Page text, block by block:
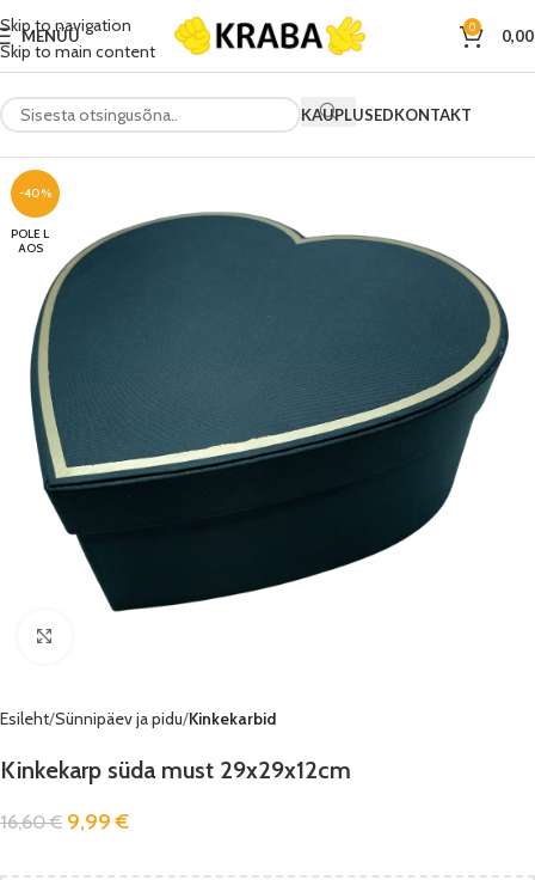
Skip to navigation
Skip to main content
MENÜÜ 0
KAUPLUSEDKONTAKT
-40%
POLE L
AOS
Esileht Sünnipäev ja pidu Kinkekarbid
Kinkekarp süda must 29x29x12cm
16,60€ 9,99€